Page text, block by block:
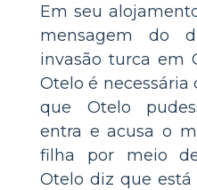
Em seu
mensagem do
invasão turca em
Otelo é necessária
que Otelo
entra e acusa o
filha por meio
Otelo diz que